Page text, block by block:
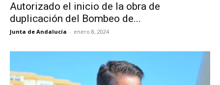
Autorizado el inicio de la obra de
duplicación del Bombeo de...
Junta de Andalucía - enero 8, 2024